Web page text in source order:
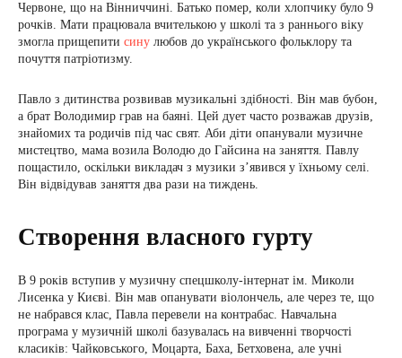
Червоне, що на Вінниччині. Батько помер, коли хлопчику було 9
рочків. Мати працювала вчителькою у школі та з раннього віку
змогла прищепити сину любов до українського фольклору та
почуття патріотизму.
Павло з дитинства розвивав музикальні здібності. Він мав бубон,
а брат Володимир грав на баяні. Цей дует часто розважав друзів,
знайомих та родичів під час свят. Аби діти опанували музичне
мистецтво, мама возила Володю до Гайсина на заняття. Павлу
пощастило, оскільки викладач з музики з’явився у їхньому селі.
Він відвідував заняття два рази на тиждень.
Створення власного гурту
В 9 років вступив у музичну спецшколу-інтернат ім. Миколи
Лисенка у Києві. Він мав опанувати віолончель, але через те, що
не набрався клас, Павла перевели на контрабас. Навчальна
програма у музичній школі базувалась на вивченні творчості
класиків: Чайковського, Моцарта, Баха, Бетховена, але учні